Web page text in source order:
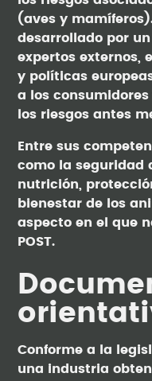
(aves y
desarrollado por
expertos externos,
y políticas
a los
los riesgos antes
Entre sus
como la seguridad
nutrición,
bienestar de los
aspecto en el que
POST.
Conforme a la
una industria